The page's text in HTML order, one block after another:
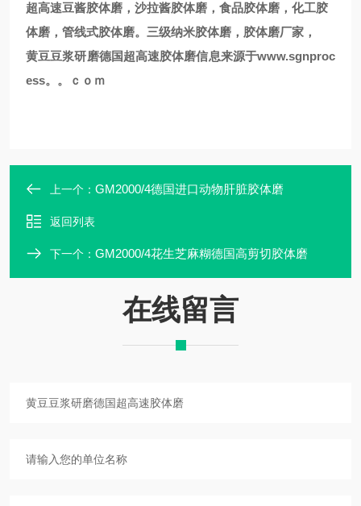
超高速豆酱胶体磨，沙拉酱胶体磨，食品胶体磨，化工胶
体磨，管线式胶体磨。三级纳米胶体磨，胶体磨厂家，
黄豆豆浆研磨德国超高速胶体磨信息来源于www.sgnproc
ess。。ｃｏｍ
上一个： GM2000/4德国进口动物肝脏胶体磨
返回列表
下一个： GM2000/4花生芝麻糊德国高剪切胶体磨
在线留言